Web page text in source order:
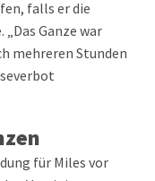
falls er die
Ganze war
mehreren Stunden
für Miles vor